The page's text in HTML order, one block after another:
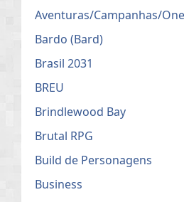
Aventuras/Campanhas/
Bardo (Bard)
Brasil 2031
BREU
Brindlewood Bay
Brutal RPG
Build de Personagens
Business